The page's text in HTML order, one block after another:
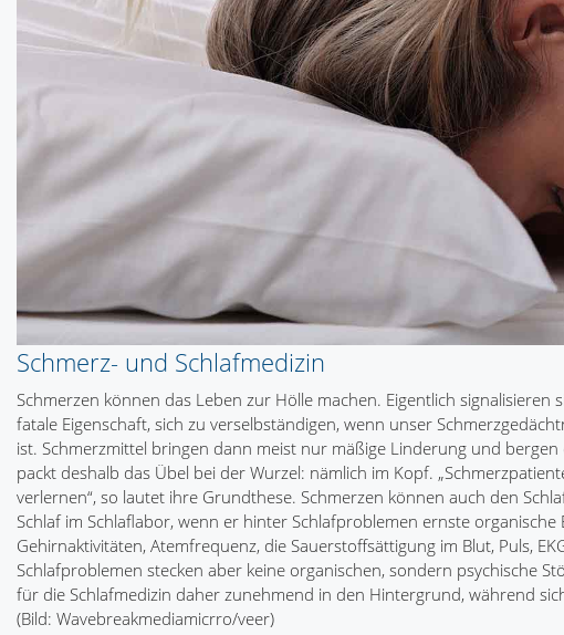
Schmerz- und Schlafmedizin
Schmerzen können das Leben zur Hölle machen. Eigentlich
fatale Eigenschaft, sich zu verselbständigen, wenn unser
ist. Schmerzmittel bringen dann meist nur mäßige Linderung und
packt deshalb das Übel bei der Wurzel: nämlich im Kopf.
verlernen“, so lautet ihre Grundthese. Schmerzen können auch den
Schlaf im Schlaflabor, wenn er hinter Schlafproblemen ernste
Gehirnaktivitäten, Atemfrequenz, die Sauerstoffsättigung im Blut, Puls,
Schlafproblemen stecken aber keine organischen, sondern psychische
für die Schlafmedizin daher zunehmend in den Hintergrund, während
(Bild: Wavebreakmediamicrro/veer)